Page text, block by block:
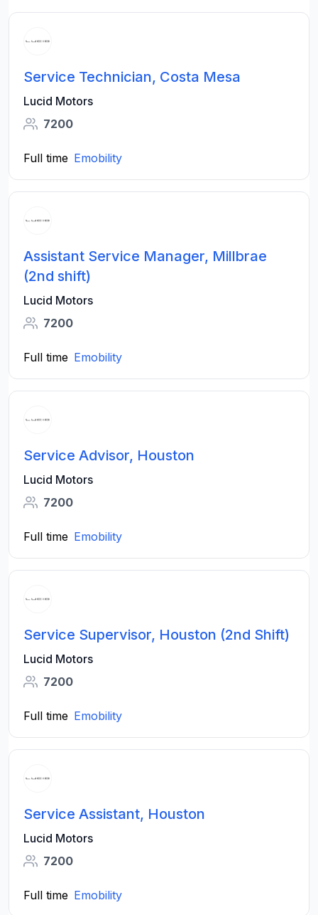
Service Technician, Costa Mesa
Lucid Motors
7200
Full time Emobility
Assistant Service Manager, Millbrae
(2nd shift)
Lucid Motors
7200
Full time Emobility
Service Advisor, Houston
Lucid Motors
7200
Full time Emobility
Service Supervisor, Houston (2nd Shift)
Lucid Motors
7200
Full time Emobility
Service Assistant, Houston
Lucid Motors
7200
Full time Emobility